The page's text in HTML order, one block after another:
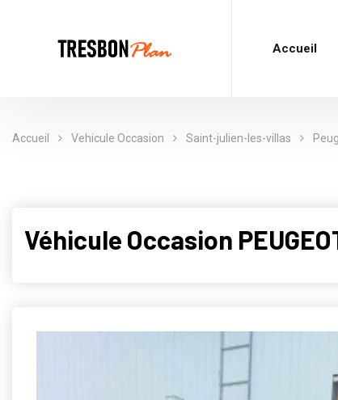
Accueil
Accueil Vehicule Occasion Saint-julien-les-villas
Véhicule Occasion